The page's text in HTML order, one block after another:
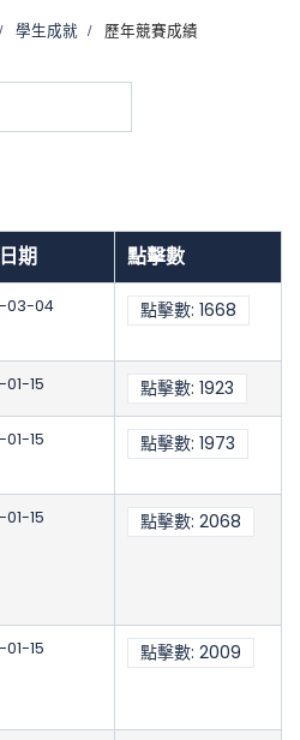
學生成就
歷年競賽成績
期
點擊數
03-04 點擊數: 1668
15 點擊數: 1923
15 點擊數: 1973
15 點擊數: 2068
15 點擊數: 2009